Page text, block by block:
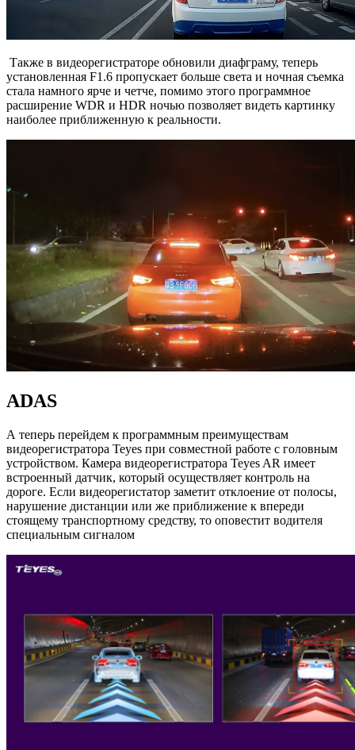
Также в видеорегистраторе обновили диафграму, теперь
установленная F1.6 пропускает больше света и ночная съемка
стала намного ярче и четче, помимо этого программное
расширение WDR и HDR ночью позволяет видеть картинку
наиболее приближенную к реальности.
ADAS
А теперь перейдем к программным преимуществам
видеорегистратора Teyes при совместной работе с головным
устройством. Камера видеорегистратора Teyes AR имеет
встроенный датчик, который осуществляет контроль на
дороге. Если видеорегистатор заметит отклоение от полосы,
нарушение дистанции или же приближение к впереди
стоящему транспортному средству, то оповестит водителя
специальным сигналом